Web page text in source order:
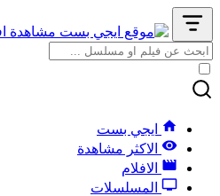
ايجي بست
الاكثر مشاهدة
الافلام
المسلسلات